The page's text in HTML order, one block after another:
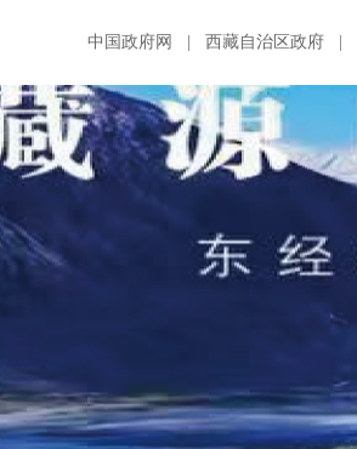
中国政府网 西藏自治区政府